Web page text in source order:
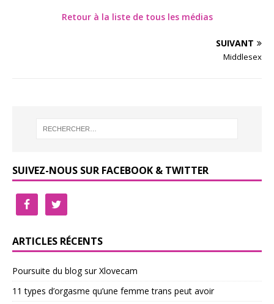
Retour à la liste de tous les médias
SUIVANT
Middlesex
SUIVEZ-NOUS SUR FACEBOOK & TWITTER
ARTICLES RÉCENTS
Poursuite du blog sur Xlovecam
11 types d’orgasme qu’une femme trans peut avoir